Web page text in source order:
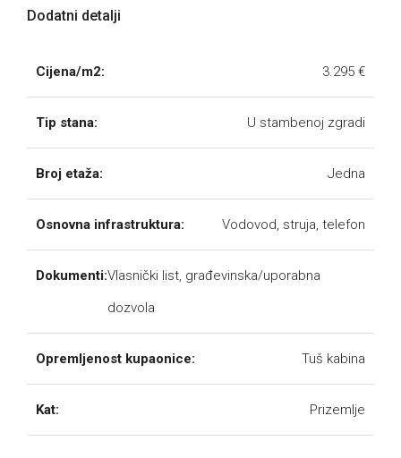
Dodatni detalji
Cijena/m2: 3.295 €
Tip stana: U stambenoj zgradi
Broj etaža: Jedna
Osnovna infrastruktura: Vodovod, struja, telefon
Dokumenti:Vlasnički list, građevinska/uporabna
dozvola
Opremljenost kupaonice: Tuš kabina
Kat: Prizemlje